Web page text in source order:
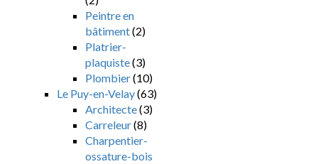
Peintre en
bâtiment(2)
Platrier-
plaquiste(3)
Plombier(10)
Le Puy-en-Velay(63)
Architecte(3)
Carreleur(8)
Charpentier-
ossature-bois